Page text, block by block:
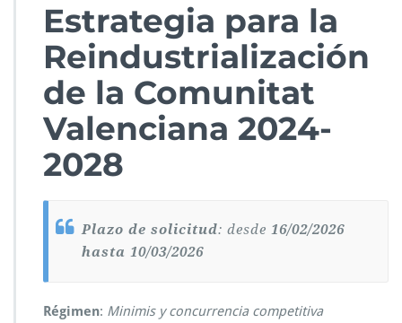
Estrategia para la
Reindustrialización
de la Comunitat
Valenciana 2024-
2028
Plazo de solicitud: desde 16/02/2026
hasta 10/03/2026
Régimen: Minimis y concurrencia competitiva